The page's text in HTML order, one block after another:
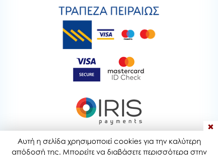
bubblestoyshop.gr © 2020-2026
Αυτή η σελίδα χρησιμοποιεί cookies για την καλύτερη
απόδοσή της. Μπορείτε να διαβάσετε περισσότερα στην